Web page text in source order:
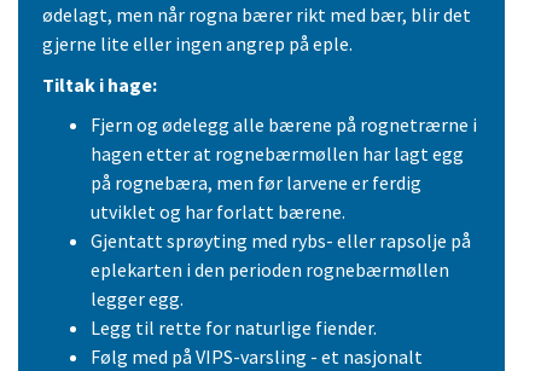
ødelagt, men når rogna bærer rikt med bær, blir det
gjerne lite eller ingen angrep på eple.
Tiltak i hage:
Fjern og ødelegg alle bærene på rognetrærne i
hagen etter at rognebærmøllen har lagt egg
på rognebæra, men før larvene er ferdig
utviklet og har forlatt bærene.
Gjentatt sprøyting med rybs- eller rapsolje på
eplekarten i den perioden rognebærmøllen
legger egg.
Legg til rette for naturlige fiender.
Følg med på VIPS-varsling - et nasjonalt